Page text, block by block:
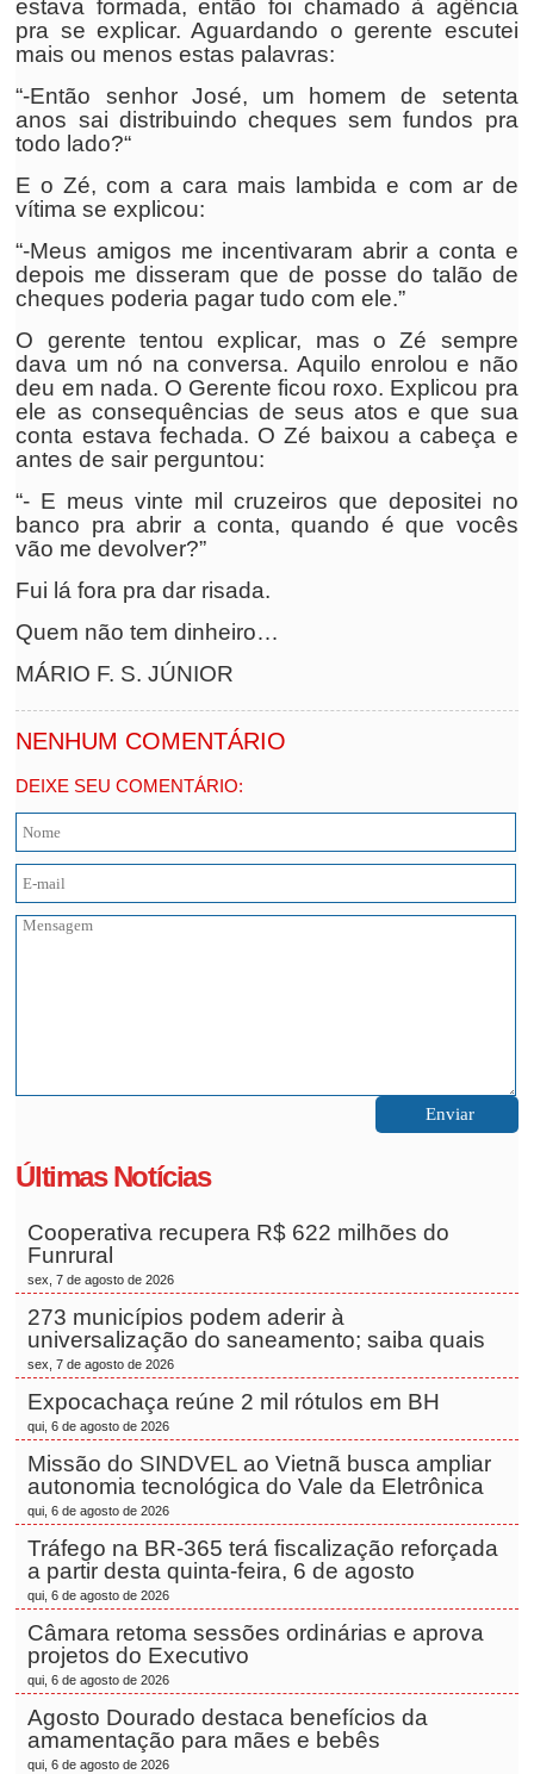
estava formada, então foi chamado à agência
pra se explicar. Aguardando o gerente escutei
mais ou menos estas palavras:
“-Então senhor José, um homem de setenta
anos sai distribuindo cheques sem fundos pra
todo lado?“
E o Zé, com a cara mais lambida e com ar de
vítima se explicou:
“-Meus amigos me incentivaram abrir a conta e
depois me disseram que de posse do talão de
cheques poderia pagar tudo com ele.”
O gerente tentou explicar, mas o Zé sempre
dava um nó na conversa. Aquilo enrolou e não
deu em nada. O Gerente ficou roxo. Explicou pra
ele as consequências de seus atos e que sua
conta estava fechada. O Zé baixou a cabeça e
antes de sair perguntou:
“- E meus vinte mil cruzeiros que depositei no
banco pra abrir a conta, quando é que vocês
vão me devolver?”
Fui lá fora pra dar risada.
Quem não tem dinheiro…
MÁRIO F. S. JÚNIOR
NENHUM COMENTÁRIO
DEIXE SEU COMENTÁRIO:
Últimas Notícias
Cooperativa recupera R$ 622 milhões do
Funrural
sex, 7 de agosto de 2026
273 municípios podem aderir à
universalização do saneamento; saiba quais
sex, 7 de agosto de 2026
Expocachaça reúne 2 mil rótulos em BH
qui, 6 de agosto de 2026
Missão do SINDVEL ao Vietnã busca ampliar
autonomia tecnológica do Vale da Eletrônica
qui, 6 de agosto de 2026
Tráfego na BR-365 terá fiscalização reforçada
a partir desta quinta-feira, 6 de agosto
qui, 6 de agosto de 2026
Câmara retoma sessões ordinárias e aprova
projetos do Executivo
qui, 6 de agosto de 2026
Agosto Dourado destaca benefícios da
amamentação para mães e bebês
qui, 6 de agosto de 2026